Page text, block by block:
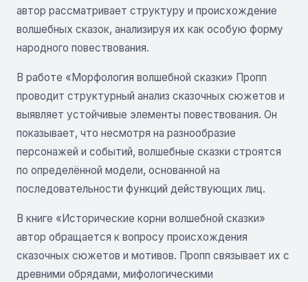
автор рассматривает структуру и происхождение
волшебных сказок, анализируя их как особую форму
народного повествования.
В работе «Морфология волшебной сказки» Пропп
проводит структурный анализ сказочных сюжетов и
выявляет устойчивые элементы повествования. Он
показывает, что несмотря на разнообразие
персонажей и событий, волшебные сказки строятся
по определённой модели, основанной на
последовательности функций действующих лиц.
В книге «Исторические корни волшебной сказки»
автор обращается к вопросу происхождения
сказочных сюжетов и мотивов. Пропп связывает их с
древними обрядами, мифологическими